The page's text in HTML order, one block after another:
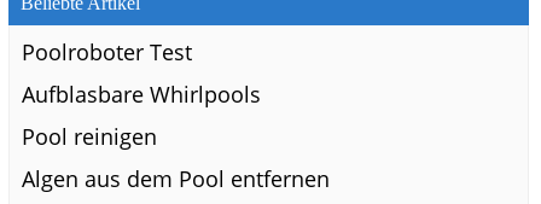
Poolroboter Test
Aufblasbare Whirlpools
Pool reinigen
Algen aus dem Pool entfernen